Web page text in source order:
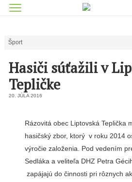
Šport
Hasiči súťažili v
Tepličke
20. JÚLA 2016
Rázovitá obec Liptovská Teplička
hasičský zbor, ktorý v roku 2014
výročie založenia. Pod vedením
Sedláka a veliteľa DHZ Petra
zapájajú do činnosti pri rôznych